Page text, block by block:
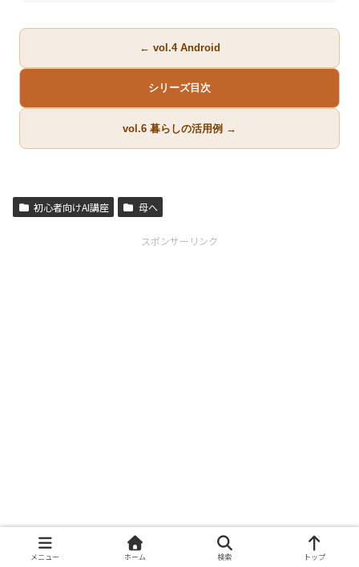
← vol.4 Android
シリーズ目次
vol.6 暮らしの活用例 →
初心者向けAI講座 母へ
スポンサーリンク
メニュー ホーム 検索 トップ